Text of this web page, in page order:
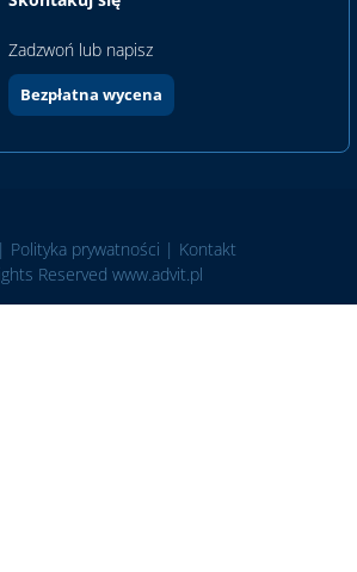
Zadzwoń lub napisz
Bezpłatna wycena
Polityka prywatności | Kontakt
Reserved www.advit.pl